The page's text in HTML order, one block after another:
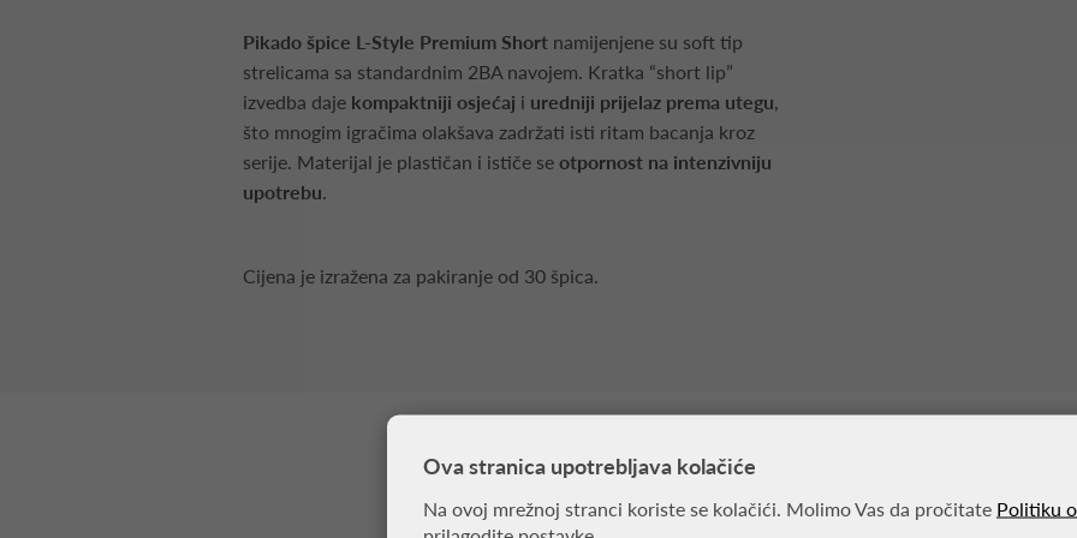
Pikado špice L-Style Premium Short namijenjene su soft tip
strelicama sa standardnim 2BA navojem. Kratka “short lip”
izvedba daje kompaktniji osjećaj i uredniji prijelaz prema utegu,
što mnogim igračima olakšava zadržati isti ritam bacanja kroz
serije. Materijal je plastičan i ističe se otpornost na intenzivniju
upotrebu.
Cijena je izražena za pakiranje od 30 špica.
MOŽDA VAS ZANIMA
Ova stranica upotrebljava kolačiće
Na ovoj mrežnoj stranci koriste se kolačići. Molimo Vas da pročitate Politiku